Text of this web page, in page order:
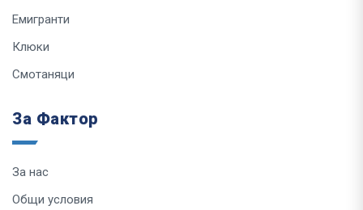
Емигранти
Клюки
Смотаняци
За Фактор
За нас
Общи условия